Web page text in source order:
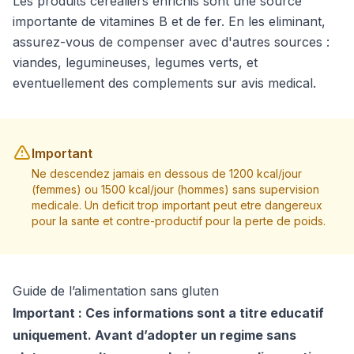
importante de vitamines B et de fer. En les eliminant,
assurez-vous de compenser avec d'autres sources :
viandes, legumineuses, legumes verts, et
eventuellement des complements sur avis medical.
Important
Ne descendez jamais en dessous de 1200 kcal/jour
(femmes) ou 1500 kcal/jour (hommes) sans supervision
medicale. Un deficit trop important peut etre dangereux
pour la sante et contre-productif pour la perte de poids.
Guide de l’alimentation sans gluten
Important : Ces informations sont a titre educatif
uniquement. Avant d’adopter un regime sans